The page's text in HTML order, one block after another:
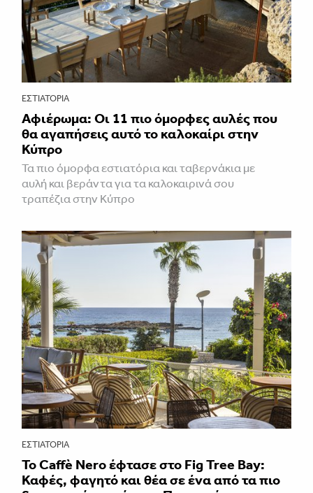
ΕΣΤΙΑΤΌΡΙΑ
Αφιέρωμα: Οι 11 πιο όμορφες αυλές που
θα αγαπήσεις αυτό το καλοκαίρι στην
Κύπρο
Τα πιο όμορφα εστιατόρια και ταβερνάκια με
αυλή και βεράντα για τα καλοκαιρινά σου
τραπέζια στην Κύπρο
ΕΣΤΙΑΤΌΡΙΑ
Το Caffè Nero έφτασε στο Fig Tree Bay:
Καφές, φαγητό και θέα σε ένα από τα πιο